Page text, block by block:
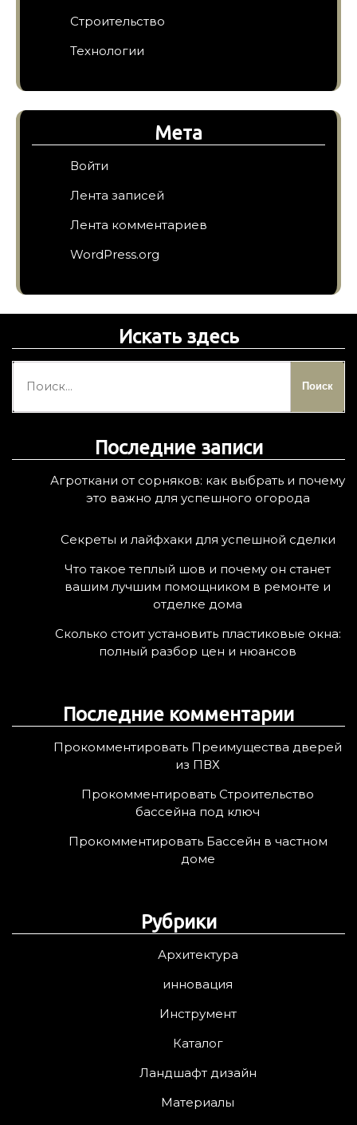
Строительство
Технологии
Мета
Войти
Лента записей
Лента комментариев
WordPress.org
Искать здесь
й
Последние записи
Агроткани от сорняков: как выбрать и почему
это важно для успешного огорода
Секреты и лайфхаки для успешной сделки
Что такое теплый шов и почему он станет
вашим лучшим помощником в ремонте и
отделке дома
Сколько стоит установить пластиковые окна:
полный разбор цен и нюансов
Последние комментарии
Прокомментировать Преимущества дверей
из ПВХ
Прокомментировать Строительство
бассейна под ключ
Прокомментировать Бассейн в частном
доме
Рубрики
Архитектура
инновация
Инструмент
Каталог
Ландшафт дизайн
Материалы